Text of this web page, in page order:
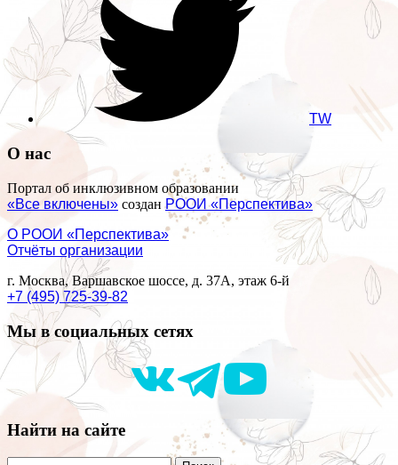
TW
О нас
Портал об инклюзивном образовании
«Все включены» созданРООИ «Перспектива»
О РООИ «Перспектива»
Отчёты организации
г. Москва, Варшавское шоссе, д. 37А, этаж 6-й
+7 (495) 725-39-82
Мы в социальных сетях
Найти на сайте